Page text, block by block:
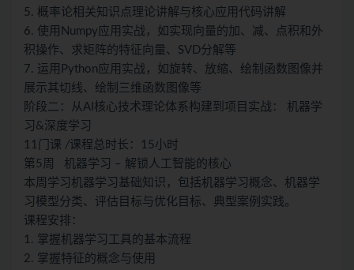
5. 概率论相关知识点理论讲解与核心应用代码讲解
6. 使用Numpy应用实战，如实现向量的加、减、点积和外
积操作、求矩阵的特征向量、SVD分解等
7. 运用Python应用实战，如旋转、放缩、绘制函数图像并
展示其切线、绘制三维函数图像等
阶段二：从AI核心技术理论体系构建到项目实战： 机器学
习&深度学习
11门课 /课程总时长：15小时
第5周 机器学习 – 解锁人工智能的核心
本周学习机器学习基础知识，包括机器学习概念、机器学
习模型分类、评估目标与优化目标、典型案例实践。
课程安排：
1. 掌握机器学习工具的基本流程
2. 掌握特征的概念与使用